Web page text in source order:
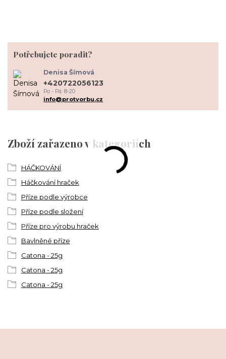
Zboží zařazeno v kategoriích
HÁČKOVÁNÍ
Háčkování hraček
Příze podle výrobce
Příze podle složení
Příze pro výrobu hraček
Bavlněné příze
Catona - 25g
Catona - 25g
Catona - 25g
Potřebujete poradit?
Denisa Šímová
+420722056123
Po - Pá: 8-20
info@protvorbu.cz